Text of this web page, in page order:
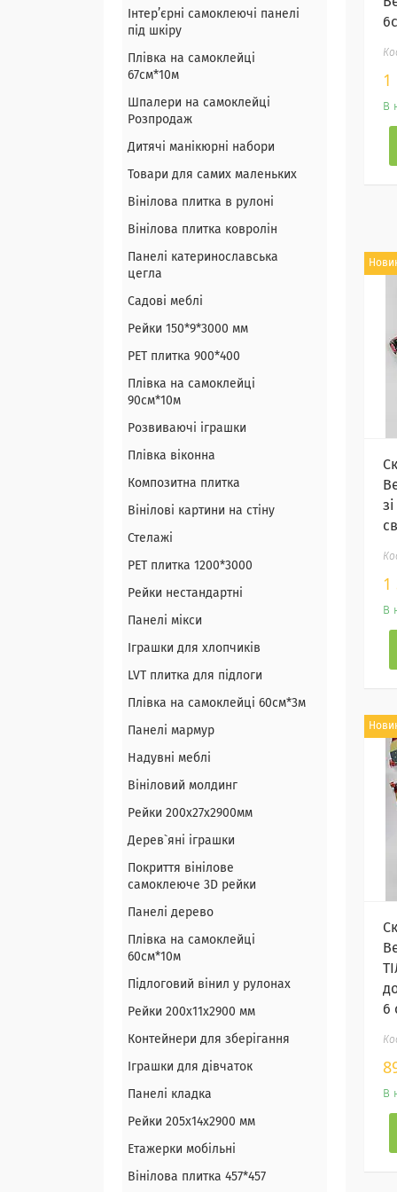
1
В
1
В
6
В
Інтер’єрні самоклеючі панелі
під шкіру
Плівка на самоклейці
67см*10м
Шпалери на самоклейці
Розпродаж
Дитячі манікюрні набори
Товари для самих маленьких
Вінілова плитка в рулоні
Вінілова плитка ковролін
Панелі катеринославська
цегла
Садові меблі
Рейки 150*9*3000 мм
PET плитка 900*400
Плівка на самоклейці
90см*10м
Розвиваючі іграшки
Плівка віконна
Композитна плитка
Вінілові картини на стіну
Стелажі
PЕT плитка 1200*3000
Рейки нестандартні
Панелі мікси
Іграшки для хлопчиків
LVT плитка для підлоги
Плівка на самоклейці 60см*3м
Панелі мармур
Надувні меблі
Вініловий молдинг
Рейки 200х27х2900мм
Дерев`яні іграшки
Покриття вінілове
самоклеюче 3D рейки
Панелі дерево
Плівка на самоклейці
60см*10м
Підлоговий вінил у рулонах
Рейки 200х11х2900 мм
Контейнери для зберігання
Іграшки для дівчаток
Панелі кладка
Рейки 205х14х2900 мм
Етажерки мобільні
Вінілова плитка 457*457